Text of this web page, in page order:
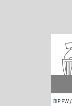
BIP PW/